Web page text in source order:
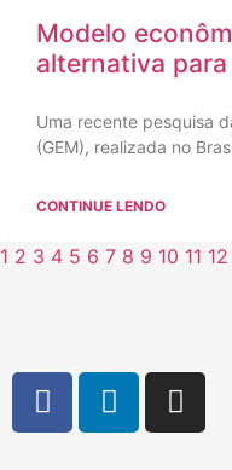
Modelo
alternativa
Uma recente pesquisa
(GEM), realizada no
CONTINUE LENDO
1 2 3 4 5 6 7 8 9 10 11 12